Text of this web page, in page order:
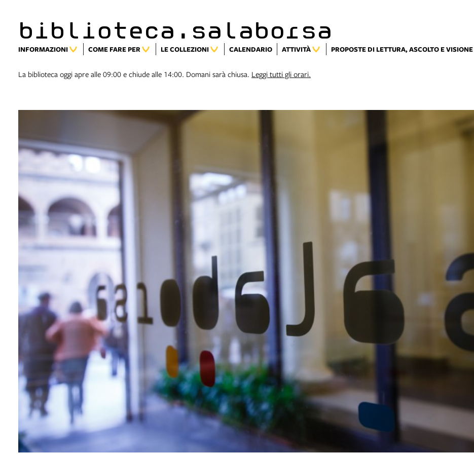
biblioteca.salaborsa
INFORMAZIONI COME FARE PER LE COLLEZIONI CALENDARIO ATTIVITÀ PROPOSTE DI LETTURA, ASCOLTO E VISIONE
La biblioteca oggi apre alle 09:00 e chiude alle 14:00. Domani sarà chiusa. Leggi tutti gli orari.